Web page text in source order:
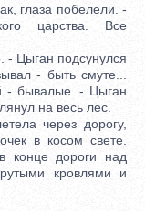
глаза побелели. -
царства. Все
Цыган подсунулся
- быть смуте...
- бывалые. - Цыган
на весь лес.
через дорогу,
в косом свете.
конце дороги над
кровлями и